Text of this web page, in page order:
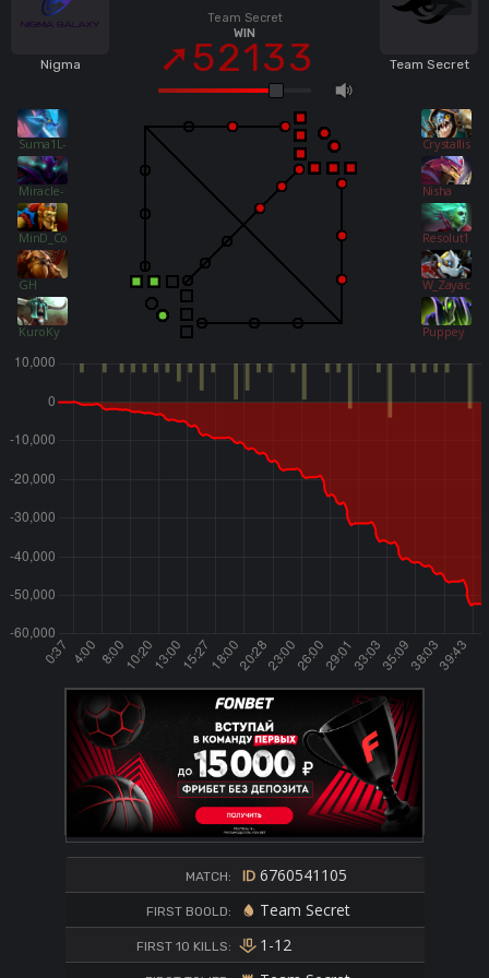
Nigma
Suma1L-
Miracle-
MinD_ContRoL
GH
KuroKy
Team Secret
WIN
52133
Crystallis
Nisha
Resolut1on
W_Zayac
Puppey
Team Secret
MATCH: 6760541105
FIRST BOOLD: Team Secret
FIRST 10 KILLS: 1-12